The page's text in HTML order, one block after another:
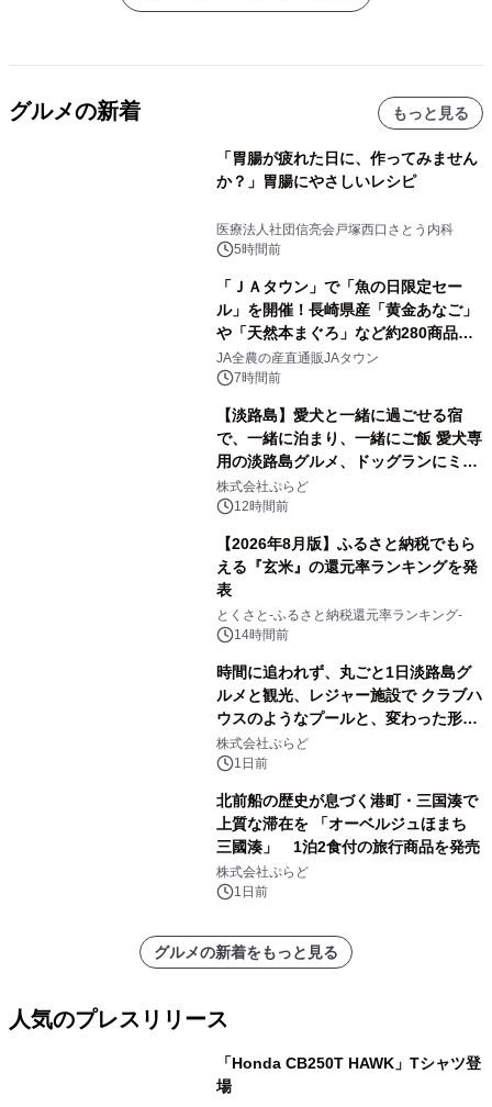
グルメの新着 もっと見る
「胃腸が疲れた日に、作ってみません
か？」胃腸にやさしいレシピ
医療法人社団信亮会戸塚西口さとう内科
5時間前
「ＪＡタウン」で「魚の日限定セー
ル」を開催！長崎県産「黄金あなご」
や「天然本まぐろ」など約280商品を
販売！～毎月１０日の定例企画～
JA全農の産直通販JAタウン
7時間前
【淡路島】愛犬と一緒に過ごせる宿
で、一緒に泊まり、一緒にご飯 愛犬専
用の淡路島グルメ、ドッグランにミニ
プール グランピングとトレーラーハウ
スの2施設で
株式会社ぷらど
12時間前
【2026年8月版】ふるさと納税でもら
える『玄米』の還元率ランキングを発
表
とくさと-ふるさと納税還元率ランキング-
14時間前
時間に追われず、丸ごと1日淡路島グ
ルメと観光、レジャー施設で クラブハ
ウスのようなプールと、変わった形の
サウナも 「THE BOXY AWAJI」のお
得な素泊まり連泊プランで
株式会社ぷらど
1日前
北前船の歴史が息づく港町・三国湊で
上質な滞在を 「オーベルジュほまち
三國湊」 1泊2食付の旅行商品を発売
株式会社ぷらど
1日前
グルメの新着をもっと見る
人気のプレスリリース
「Honda CB250T HAWK」Tシャツ登
場